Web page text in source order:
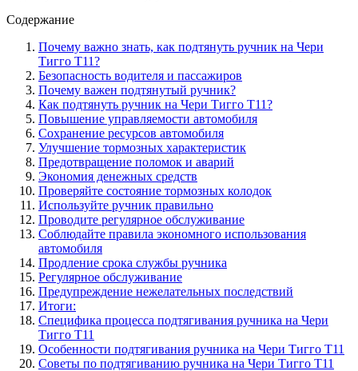
Содержание
Почему важно знать, как подтянуть ручник на Чери
Тигго Т11?
Безопасность водителя и пассажиров
Почему важен подтянутый ручник?
Как подтянуть ручник на Чери Тигго Т11?
Повышение управляемости автомобиля
Сохранение ресурсов автомобиля
Улучшение тормозных характеристик
Предотвращение поломок и аварий
Экономия денежных средств
Проверяйте состояние тормозных колодок
Используйте ручник правильно
Проводите регулярное обслуживание
Соблюдайте правила экономного использования
автомобиля
Продление срока службы ручника
Регулярное обслуживание
Предупреждение нежелательных последствий
Итоги:
Специфика процесса подтягивания ручника на Чери
Тигго Т11
Особенности подтягивания ручника на Чери Тигго Т11
Советы по подтягиванию ручника на Чери Тигго Т11